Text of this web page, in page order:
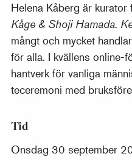
Helena Kåberg är kurator
Kåge & Shoji Hamada.
mångt och mycket
för alla. I kvällens online-
hantverk för vanliga
teceremoni med
Tid
Onsdag 30 september